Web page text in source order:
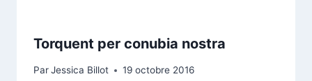
Torquent per conubia nostra
ParJessica Billot 19 octobre 2016